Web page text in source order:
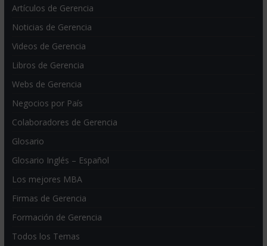
Artículos de Gerencia
Noticias de Gerencia
Videos de Gerencia
Libros de Gerencia
Webs de Gerencia
Negocios por País
Colaboradores de Gerencia
Glosario
Glosario Inglés – Español
Los mejores MBA
Firmas de Gerencia
Formación de Gerencia
Todos los Temas